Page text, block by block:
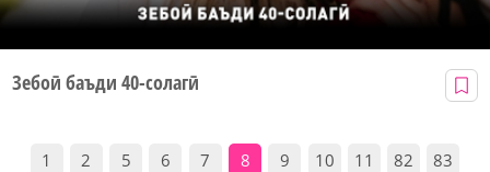
Зебоӣ баъди 40-солагӣ
1 2 5 6 7 8 9 10 11 82 83